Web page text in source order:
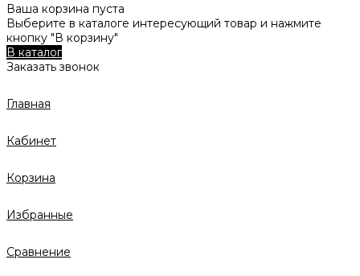
Ваша корзина пуста
Выберите в каталоге интересующий товар и нажмите
кнопку "В корзину"
В каталог
Заказать звонок
Главная
Кабинет
Корзина
Избранные
Сравнение